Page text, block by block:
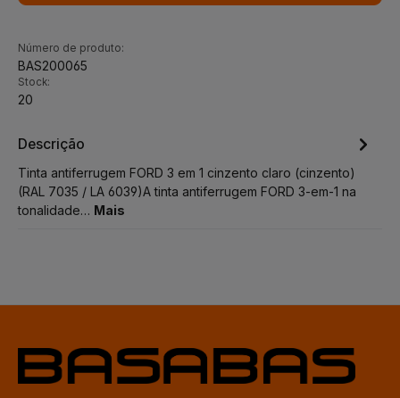
Número de produto:
BAS200065
Stock:
20
Descrição
Tinta antiferrugem FORD 3 em 1 cinzento claro (cinzento)
(RAL 7035 / LA 6039)A tinta antiferrugem FORD 3-em-1 na
tonalidade… Mais